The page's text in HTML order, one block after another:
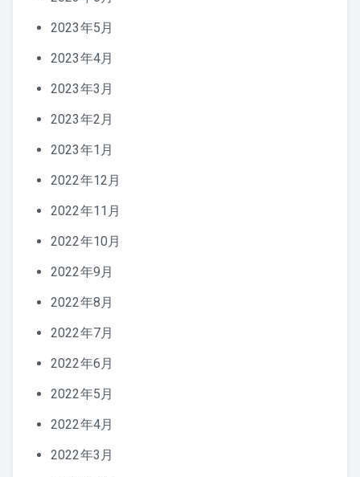
2023年5月
2023年4月
2023年3月
2023年2月
2023年1月
2022年12月
2022年11月
2022年10月
2022年9月
2022年8月
2022年7月
2022年6月
2022年5月
2022年4月
2022年3月